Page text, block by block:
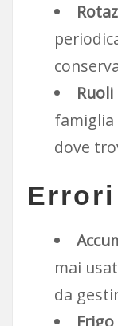
famiglia
dove
mai
da